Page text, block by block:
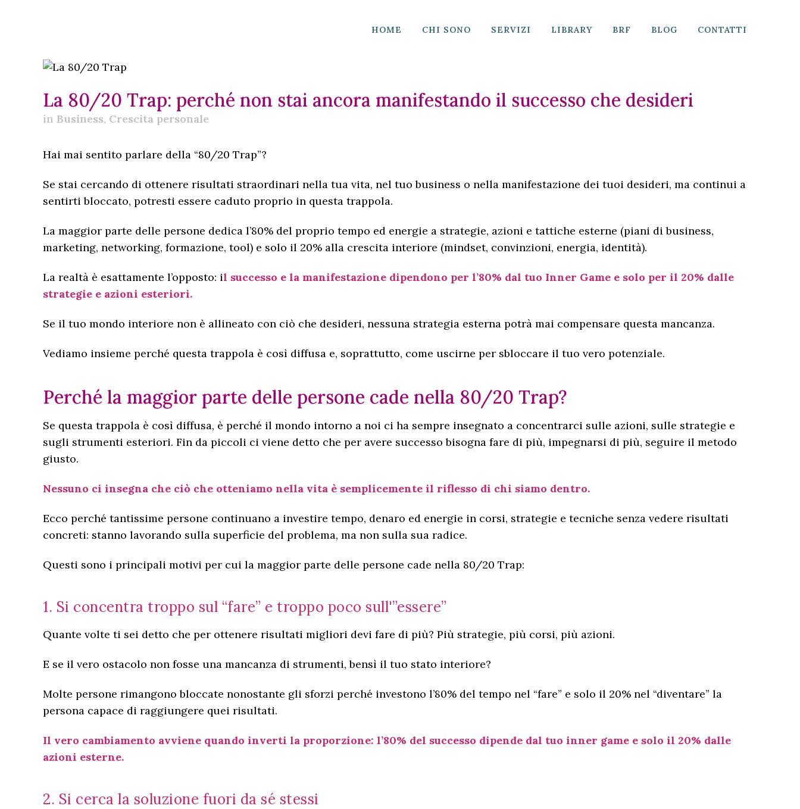
HOME CHI SONO SERVIZI LIBRARY BRF BLOG CONTATTI
La 80/20 Trap: perché non stai ancora manifestando il successo che desideri
in Business, Crescita personale
Hai mai sentito parlare della “80/20 Trap”?
Se stai cercando di ottenere risultati straordinari nella tua vita, nel tuo business o nella manifestazione dei tuoi desideri, ma continui a
sentirti bloccato, potresti essere caduto proprio in questa trappola.
La maggior parte delle persone dedica l’80% del proprio tempo ed energie a strategie, azioni e tattiche esterne (piani di business,
marketing, networking, formazione, tool) e solo il 20% alla crescita interiore (mindset, convinzioni, energia, identità).
La realtà è esattamente l’opposto: il successo e la manifestazione dipendono per l’80% dal tuo Inner Game e solo per il 20% dalle
strategie e azioni esteriori.
Se il tuo mondo interiore non è allineato con ciò che desideri, nessuna strategia esterna potrà mai compensare questa mancanza.
Vediamo insieme perché questa trappola è così diffusa e, soprattutto, come uscirne per sbloccare il tuo vero potenziale.
Perché la maggior parte delle persone cade nella 80/20 Trap?
Se questa trappola è così diffusa, è perché il mondo intorno a noi ci ha sempre insegnato a concentrarci sulle azioni, sulle strategie e
sugli strumenti esteriori. Fin da piccoli ci viene detto che per avere successo bisogna fare di più, impegnarsi di più, seguire il metodo
giusto.
Nessuno ci insegna che ciò che otteniamo nella vita è semplicemente il riflesso di chi siamo dentro.
Ecco perché tantissime persone continuano a investire tempo, denaro ed energie in corsi, strategie e tecniche senza vedere risultati
concreti: stanno lavorando sulla superficie del problema, ma non sulla sua radice.
Questi sono i principali motivi per cui la maggior parte delle persone cade nella 80/20 Trap:
1. Si concentra troppo sul “fare” e troppo poco sull'”essere”
Quante volte ti sei detto che per ottenere risultati migliori devi fare di più? Più strategie, più corsi, più azioni.
E se il vero ostacolo non fosse una mancanza di strumenti, bensì il tuo stato interiore?
Molte persone rimangono bloccate nonostante gli sforzi perché investono l’80% del tempo nel “fare” e solo il 20% nel “diventare” la
persona capace di raggiungere quei risultati.
Il vero cambiamento avviene quando inverti la proporzione: l’80% del successo dipende dal tuo inner game e solo il 20% dalle
azioni esterne.
2. Si cerca la soluzione fuori da sé stessi